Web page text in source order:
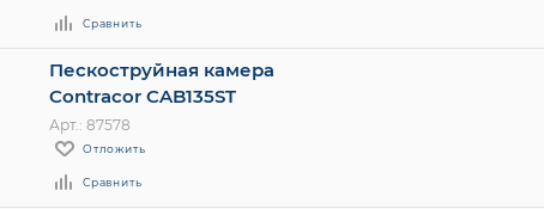
Сравнить
Пескоструйная камера
Contracor CAB135ST
Арт.: 87578
Отложить
Сравнить